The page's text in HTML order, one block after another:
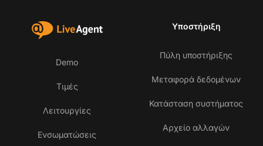
Demo
Τιμές
Λειτουργίες
Ενσωματώσεις
Υποστήριξη
Πύλη υποστήριξης
Μεταφορά δεδομένων
Κατάσταση συστήματος
Αρχείο αλλαγών